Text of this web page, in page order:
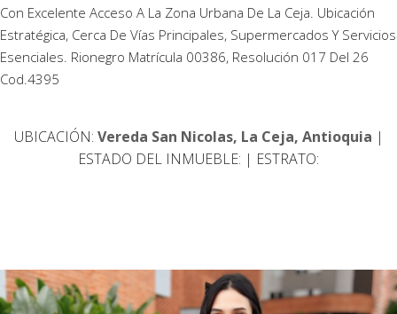
Con Excelente Acceso A La Zona Urbana De La Ceja. Ubicación
Estratégica, Cerca De Vías Principales, Supermercados Y Servicios
Esenciales. Rionegro Matrícula 00386, Resolución 017 Del 26
Cod.4395
UBICACIÓN: Vereda San Nicolas, La Ceja, Antioquia |
ESTADO DEL INMUEBLE: | ESTRATO: